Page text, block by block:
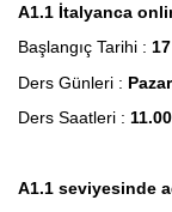
A1.1 İtalyanca
Başlangıç Tarihi :
Ders Günleri :
Ders Saatleri :
A1.1 seviyesinde